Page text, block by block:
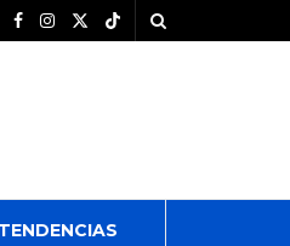
TENDENCIAS